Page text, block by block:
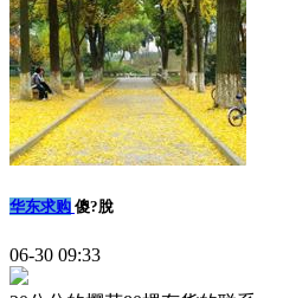
华东求购 傻?脫
06-30 09:33